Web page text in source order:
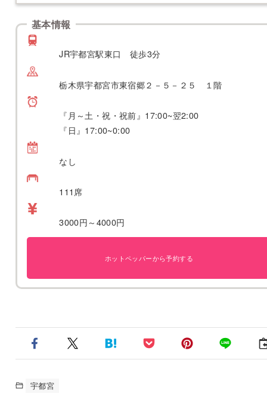
基本情報
JR宇都宮駅東口 徒歩3分
栃木県宇都宮市東宿郷２－５－２５ １階
『月～土・祝・祝前』17:00~翌2:00
『日』17:00~0:00
なし
111席
3000円～4000円
ホットペッパーから予約する
宇都宮